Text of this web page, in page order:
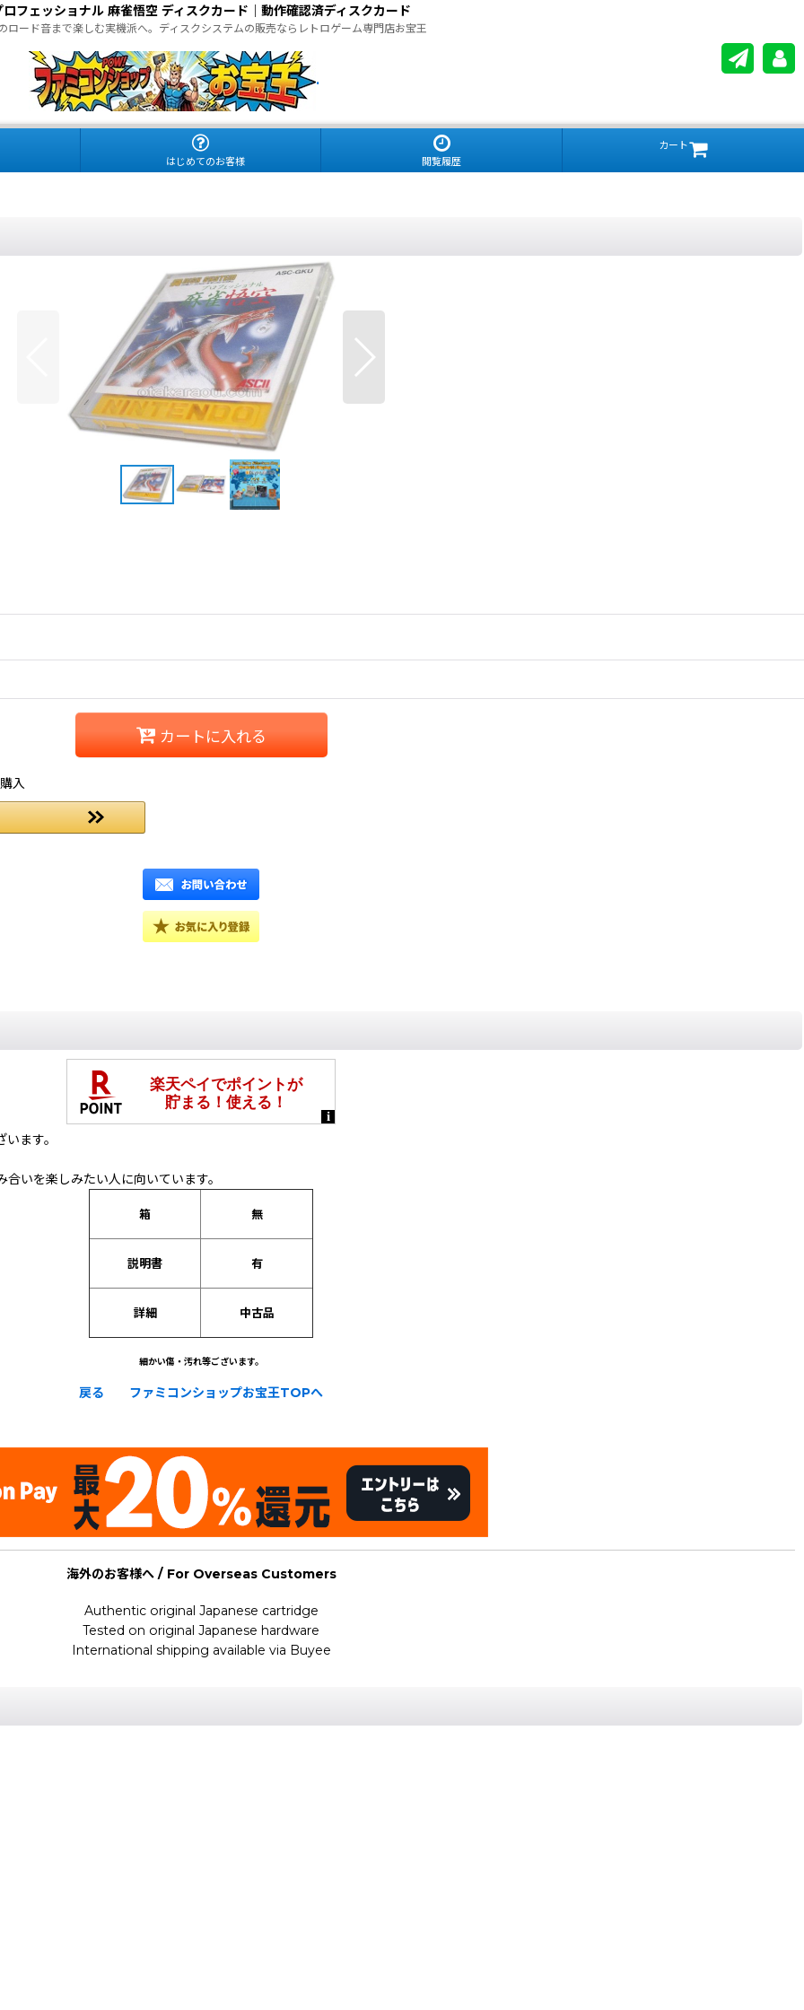
ロフェッショナル 麻雀悟空 ディスクカード｜動作確認済ディスクカード
ロード音まで楽しむ実機派へ。ディスクシステムの販売ならレトロゲーム専門店お宝王
.
はじめてのお客様 閲覧履歴
カート
カートに入れる
入
ます。
いを楽しみたい人に向いています。
箱 無
説明書 有
詳細 中古品
細かい傷・汚れ等ございます。
戻る ファミコンショップお宝王TOPへ
海外のお客様へ / For Overseas Customers
Authentic original Japanese cartridge
Tested on original Japanese hardware
International shipping available via Buyee